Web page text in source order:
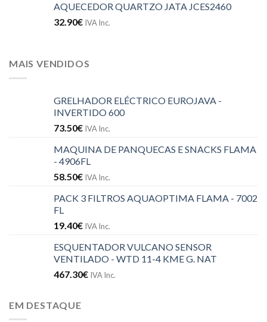
AQUECEDOR QUARTZO JATA JCES2460
32.90€ IVA Inc.
MAIS VENDIDOS
GRELHADOR ELÉCTRICO EUROJAVA -
INVERTIDO 600
73.50€ IVA Inc.
MAQUINA DE PANQUECAS E SNACKS FLAMA
- 4906FL
58.50€ IVA Inc.
PACK 3 FILTROS AQUAOPTIMA FLAMA - 7002
FL
19.40€ IVA Inc.
ESQUENTADOR VULCANO SENSOR
VENTILADO - WTD 11-4 KME G. NAT
467.30€ IVA Inc.
EM DESTAQUE